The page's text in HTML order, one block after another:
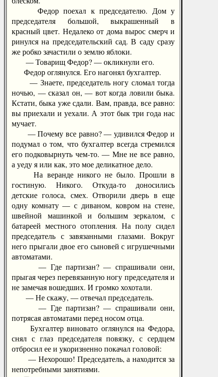
Федор поехал к председателю. Дом у
председателя большой, выкрашенный в
красный цвет. Недалеко от дома вырос смерч и
ринулся на председательский сад. В саду сразу
же робко зачастили о землю яблоки.
— Товарищ Федор? — окликнули его.
Федор оглянулся. Его нагонял бухгалтер.
— Знаете, председатель ногу сломал тогда
ночью, — сказал он, — вот когда ловили быка.
Кстати, быка уже сдали. Вам, правда, все равно:
вы приехали и уехали. А этот бык три года нас
мучает.
— Почему все равно? — удивился Федор и
подумал о том, что бухгалтер всегда стремился
его подковырнуть чем-то. — Мне не все равно,
а уеду я или как, это мое деликатное дело.
На веранде никого не было. Прошли в
гостиную. Никого. Откуда-то доносились
детские голоса, смех. Отворили дверь в еще
одну комнату — с диваном, ковром на стене,
швейной машинкой и большим зеркалом, с
батареей местного отопления. На полу сидел
председатель с завязанными глазами. Вокруг
него прыгали двое его сыновей с игрушечными
автоматами.
— Где партизан? — спрашивали они,
прыгая через перевязанную ногу председателя и
не замечая вошедших. И громко хохотали.
— Не скажу, — отвечал председатель.
— Где партизан? — спрашивали они,
потрясая автоматами перед носом отца.
Бухгалтер виновато оглянулся на Федора,
снял с глаз председателя повязку, с сердцем
отбросил ее и укоризненно покачал головой:
— Нехорошо! Председатель, а находится за
непотребными занятиями.